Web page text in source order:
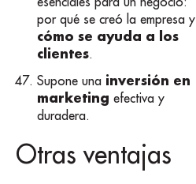
por qué se creó la empresa y
cómo se ayuda a los
clientes.
Supone una inversión en
marketing efectiva y
duradera.
Otras ventajas